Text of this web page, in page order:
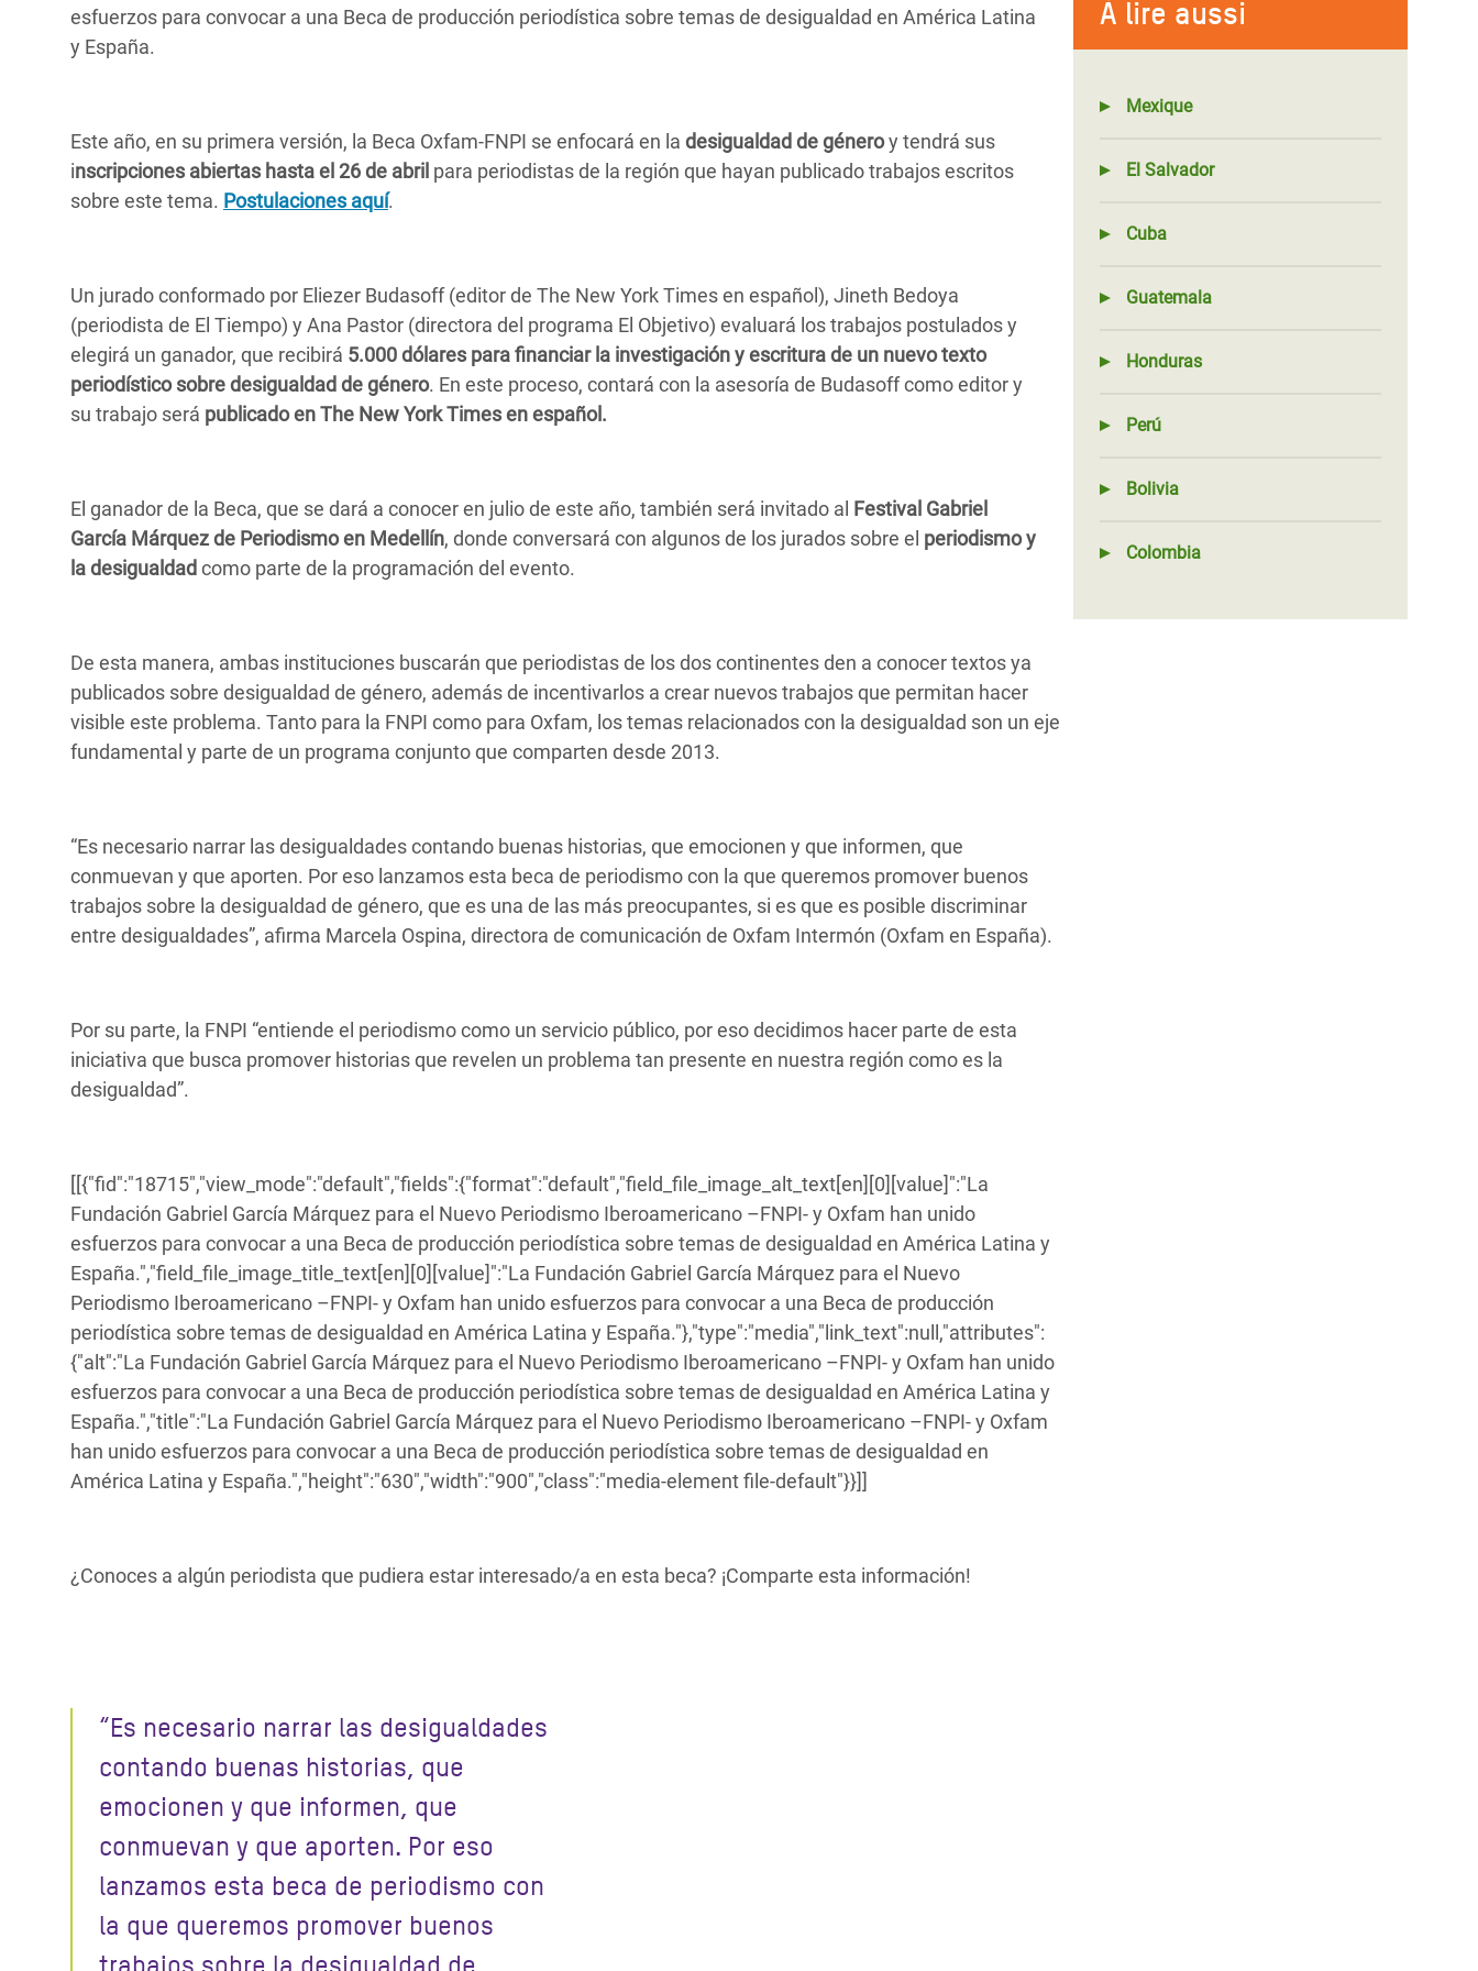
Conflits et Catastrophes
Inequality and Rights in a
Digital Age
Crise Climatique et
Crise des Réfugiés Rohingyas
Crise en Syrie
#MonClimatMonAvenir
Les Violences Faites aux Femmes et aux
Filles, Ça Suffit !
À lire aussi
Mexique
El Salvador
Cuba
Guatemala
Honduras
Perú
Bolivia
Colombia
esfuerzos para convocar a una Beca de producción periodística sobre temas de desigualdad en América Latina
y España.
Este año, en su primera versión, la Beca Oxfam-FNPI se enfocará en la desigualdad de géneroy tendrá sus
inscripciones abiertas hasta el 26 de abril para periodistas de la región que hayan publicado trabajos escritos
sobre este tema. Postulaciones aquí.
Un jurado conformado por Eliezer Budasoff (editor de The New York Times en español), Jineth Bedoya
(periodista de El Tiempo) y Ana Pastor (directora del programa El Objetivo) evaluará los trabajos postulados y
elegirá un ganador, que recibirá 5.000 dólares para financiar la investigación y escritura de un nuevo texto
periodístico sobre desigualdad de género. En este proceso, contará con la asesoría de Budasoff como editor y
su trabajo será publicado en The New York Times en español.
El ganador de la Beca, que se dará a conocer en julio de este año, también será invitado al Festival Gabriel
García Márquez de Periodismo en Medellín, donde conversará con algunos de los jurados sobre el periodismo y
la desigualdad como parte de la programación del evento.
De esta manera, ambas instituciones buscarán que periodistas de los dos continentes den a conocer textos ya
publicados sobre desigualdad de género, además de incentivarlos a crear nuevos trabajos que permitan hacer
visible este problema. Tanto para la FNPI como para Oxfam, los temas relacionados con la desigualdad son un eje
fundamental y parte de un programa conjunto que comparten desde 2013.
“Es necesario narrar las desigualdades contando buenas historias, que emocionen y que informen, que
conmuevan y que aporten. Por eso lanzamos esta beca de periodismo con la que queremos promover buenos
trabajos sobre la desigualdad de género, que es una de las más preocupantes, si es que es posible discriminar
entre desigualdades”, afirma Marcela Ospina, directora de comunicación de Oxfam Intermón (Oxfam en España).
Por su parte, la FNPI “entiende el periodismo como un servicio público, por eso decidimos hacer parte de esta
iniciativa que busca promover historias que revelen un problema tan presente en nuestra región como es la
desigualdad”.
[[{"fid":"18715","view_mode":"default","fields":{"format":"default","field_file_image_alt_text[en][0][value]":"La
Fundación Gabriel García Márquez para el Nuevo Periodismo Iberoamericano –FNPI- y Oxfam han unido
esfuerzos para convocar a una Beca de producción periodística sobre temas de desigualdad en América Latina y
España.","field_file_image_title_text[en][0][value]":"La Fundación Gabriel García Márquez para el Nuevo
Periodismo Iberoamericano –FNPI- y Oxfam han unido esfuerzos para convocar a una Beca de producción
periodística sobre temas de desigualdad en América Latina y España."},"type":"media","link_text":null,"attributes":
{"alt":"La Fundación Gabriel García Márquez para el Nuevo Periodismo Iberoamericano –FNPI- y Oxfam han unido
esfuerzos para convocar a una Beca de producción periodística sobre temas de desigualdad en América Latina y
España.","title":"La Fundación Gabriel García Márquez para el Nuevo Periodismo Iberoamericano –FNPI- y Oxfam
han unido esfuerzos para convocar a una Beca de producción periodística sobre temas de desigualdad en
América Latina y España.","height":"630","width":"900","class":"media-element file-default"}}]]
¿Conoces a algún periodista que pudiera estar interesado/a en esta beca? ¡Comparte esta información!
“Es necesario narrar las desigualdades
contando buenas historias, que
emocionen y que informen, que
conmuevan y que aporten. Por eso
lanzamos esta beca de periodismo con
la que queremos promover buenos